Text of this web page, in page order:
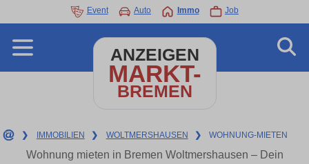
Event Auto Immo Job
ANZEIGEN
MARKT-
BREMEN
❯ IMMOBILIEN ❯ WOLTMERSHAUSEN ❯ WOHNUNG-MIETEN
Wohnung mieten in Bremen Woltmershausen – Dein